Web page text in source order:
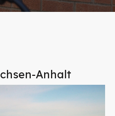
Anhalt